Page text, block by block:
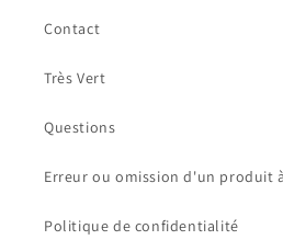
Contact
Très Vert
Questions
Erreur ou omission d'un produit
Politique de confidentialité